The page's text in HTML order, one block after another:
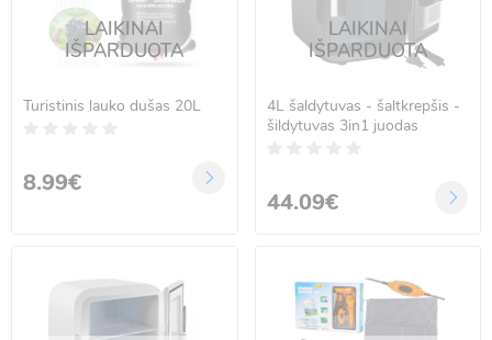
LAIKINAI
IŠPARDUOTA
Turistinis lauko dušas 20L
8.99€
LAIKINAI
IŠPARDUOTA
4L šaldytuvas - šaltkrepšis -
šildytuvas 3in1 juodas
44.09€